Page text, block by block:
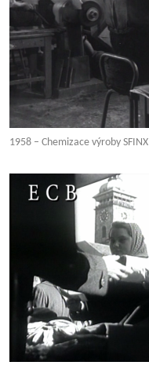
1958 – Chemizace výroby SFINX